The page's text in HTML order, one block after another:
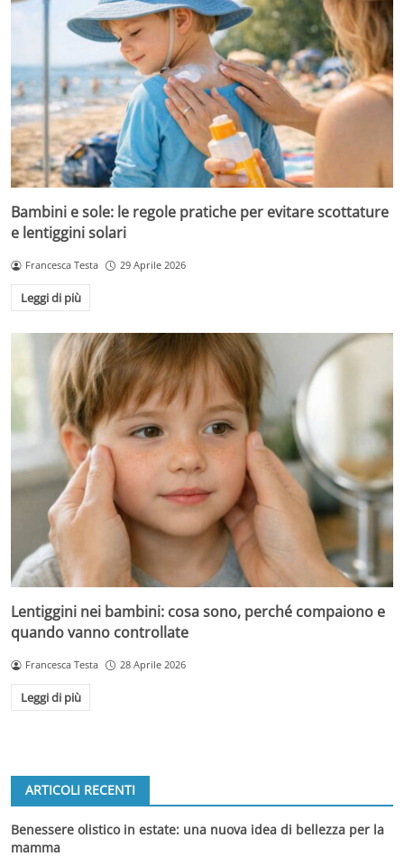
Bambini e sole: le regole pratiche per evitare scottature
e lentiggini solari
Francesca Testa 29 Aprile 2026
Leggi di più
Lentiggini nei bambini: cosa sono, perché compaiono e
quando vanno controllate
Francesca Testa 28 Aprile 2026
Leggi di più
ARTICOLI RECENTI
Benessere olistico in estate: una nuova idea di bellezza per la
mamma